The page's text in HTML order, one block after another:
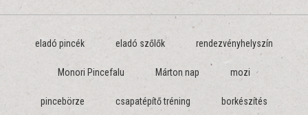
eladó pincék eladó szőlők rendezvényhelyszín
Monori Pincefalu Márton nap mozi
pincebörze csapatépítő tréning borkészítés